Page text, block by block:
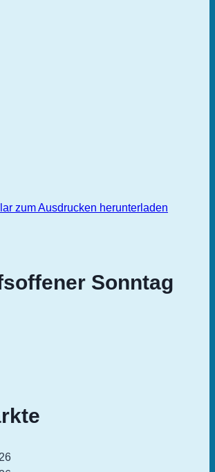
zum Ausdrucken herunterladen
Sonntag